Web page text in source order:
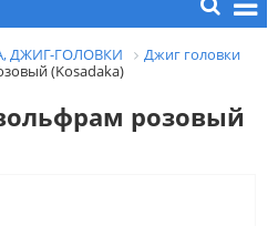
ДЖИГ-ГОЛОВКИ
Джиг головки
(Kosadaka)
розовый